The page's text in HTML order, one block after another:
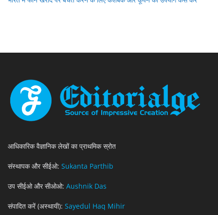
आधिकारिक वैज्ञानिक लेखों का प्राथमिक स्रोत
संस्थापक और सीईओ: Sukanta Parthib
उप सीईओ और सीओओ: Aushnik Das
संपादित करें (अस्थायी): Sayedul Haq Mihir